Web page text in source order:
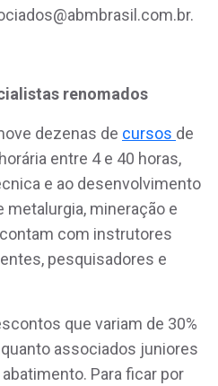
renomados
dezenas de cursos de
entre 4 e 40 horas,
e ao desenvolvimento
metalurgia, mineração e
com instrutores
pesquisadores e
que variam de 30%
associados juniores
Para ficar por